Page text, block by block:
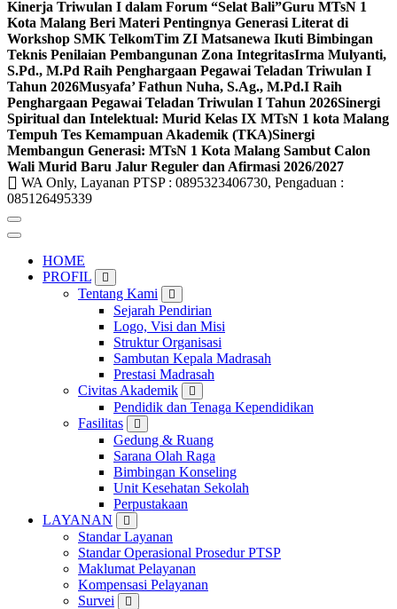
Kinerja Triwulan I dalam Forum “Selat Bali”Guru MTsN 1
Kota Malang Beri Materi Pentingnya Generasi Literat di
Workshop SMK TelkomTim ZI Matsanewa Ikuti Bimbingan
Teknis Penilaian Pembangunan Zona IntegritasIrma Mulyanti,
S.Pd., M.Pd Raih Penghargaan Pegawai Teladan Triwulan I
Tahun 2026Musyafa’ Fathun Nuha, S.Ag., M.Pd.I Raih
Penghargaan Pegawai Teladan Triwulan I Tahun 2026Sinergi
Spiritual dan Intelektual: Murid Kelas IX MTsN 1 kota Malang
Tempuh Tes Kemampuan Akademik (TKA)Sinergi
Membangun Generasi: MTsN 1 Kota Malang Sambut Calon
Wali Murid Baru Jalur Reguler dan Afirmasi 2026/2027
WA Only, Layanan PTSP : 0895323406730, Pengaduan :
085126495339
HOME
PROFIL
Tentang Kami
Sejarah Pendirian
Logo, Visi dan Misi
Struktur Organisasi
Sambutan Kepala Madrasah
Prestasi Madrasah
Civitas Akademik
Pendidik dan Tenaga Kependidikan
Fasilitas
Gedung & Ruang
Sarana Olah Raga
Bimbingan Konseling
Unit Kesehatan Sekolah
Perpustakaan
LAYANAN
Standar Layanan
Standar Operasional Prosedur PTSP
Maklumat Pelayanan
Kompensasi Pelayanan
Survei